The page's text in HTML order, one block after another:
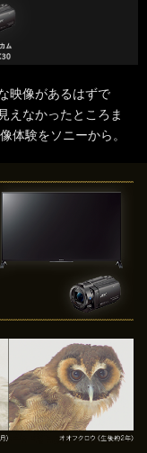
映像があるはずで
えなかったところま
体験をソニーから。